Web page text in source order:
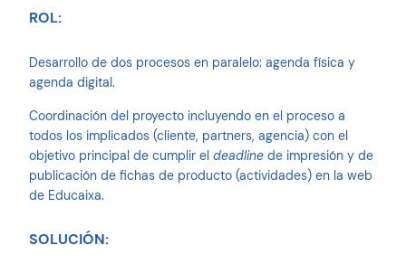
ROL:
Desarrollo de dos procesos en paralelo: agenda física y
agenda digital.
Coordinación del proyecto incluyendo en el proceso a
todos los implicados (cliente, partners, agencia) con el
objetivo principal de cumplir el deadline de impresión y de
publicación de fichas de producto (actividades) en la web
de Educaixa.
SOLUCIÓN: